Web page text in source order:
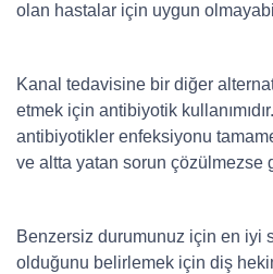
olan hastalar için uygun
Kanal tedavisine bir diğer
etmek için antibiyotik
antibiyotikler enfeksiyonu
ve altta yatan sorun çözülmezse
Benzersiz durumunuz için en iyi
olduğunu belirlemek için diş